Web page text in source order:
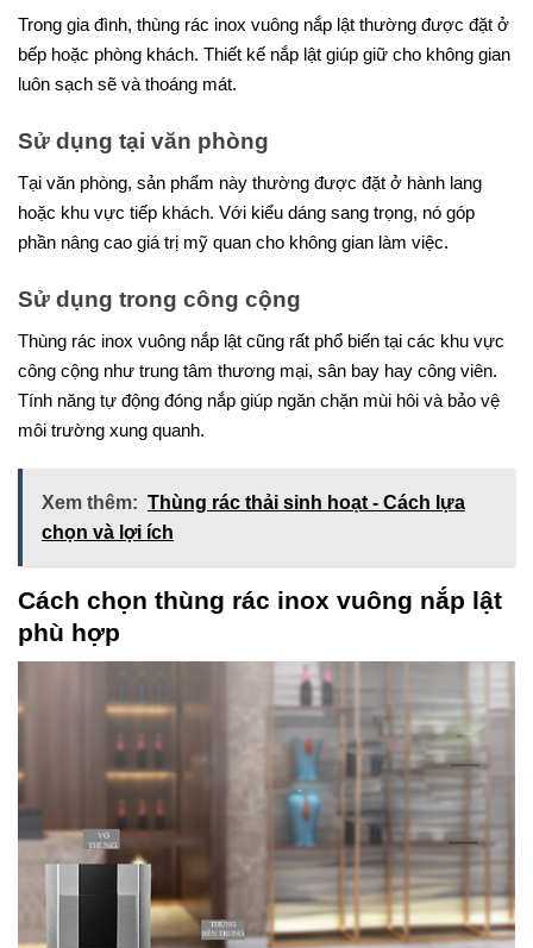
Trong gia đình, thùng rác inox vuông nắp lật thường được đặt ở
bếp hoặc phòng khách. Thiết kế nắp lật giúp giữ cho không gian
luôn sạch sẽ và thoáng mát.
Sử dụng tại văn phòng
Tại văn phòng, sản phẩm này thường được đặt ở hành lang
hoặc khu vực tiếp khách. Với kiểu dáng sang trọng, nó góp
phần nâng cao giá trị mỹ quan cho không gian làm việc.
Sử dụng trong công cộng
Thùng rác inox vuông nắp lật cũng rất phổ biến tại các khu vực
công cộng như trung tâm thương mại, sân bay hay công viên.
Tính năng tự động đóng nắp giúp ngăn chặn mùi hôi và bảo vệ
môi trường xung quanh.
Xem thêm: Thùng rác thải sinh hoạt - Cách lựa
chọn và lợi ích
Cách chọn thùng rác inox vuông nắp lật
phù hợp